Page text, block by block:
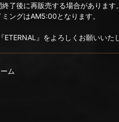
了後に再販売する場合があります。
ングはAM5:00となります。
ETERNAL』をよろしくお願いいた
ム